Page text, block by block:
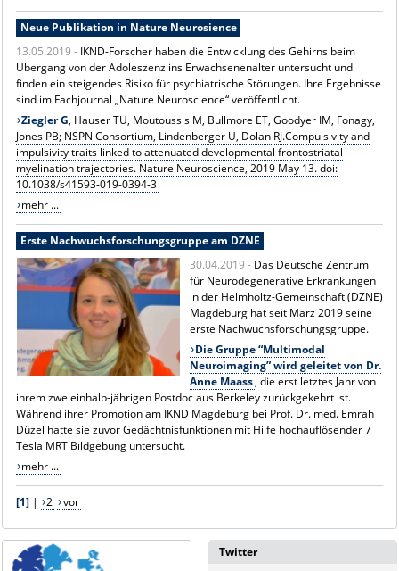
Neue Publikation in Nature Neurosience
13.05.2019 - IKND-Forscher haben die Entwicklung des Gehirns beim
Übergang von der Adoleszenz ins Erwachsenenalter untersucht und
finden ein steigendes Risiko für psychiatrische Störungen. Ihre Ergebnisse
sind im Fachjournal „Nature Neuroscience“ veröffentlicht.
Ziegler G, Hauser TU, Moutoussis M, Bullmore ET, Goodyer IM, Fonagy,
Jones PB; NSPN Consortium, Lindenberger U, Dolan RJ.Compulsivity and
impulsivity traits linked to attenuated developmental frontostriatal
myelination trajectories. Nature Neuroscience, 2019 May 13. doi:
10.1038/s41593-019-0394-3
mehr ...
Erste Nachwuchsforschungsgruppe am DZNE
30.04.2019 - Das Deutsche Zentrum
für Neurodegenerative Erkrankungen
in der Helmholtz-Gemeinschaft (DZNE)
Magdeburg hat seit März 2019 seine
erste Nachwuchsforschungsgruppe.
Die Gruppe “Multimodal
Neuroimaging” wird geleitet von Dr.
Anne Maass, die erst letztes Jahr von
ihrem zweieinhalb-jährigen Postdoc aus Berkeley zurückgekehrt ist.
Während ihrer Promotion am IKND Magdeburg bei Prof. Dr. med. Emrah
Düzel hatte sie zuvor Gedächtnisfunktionen mit Hilfe hochauflösender 7
Tesla MRT Bildgebung untersucht.
mehr ...
[1]| 2 vor
Twitter